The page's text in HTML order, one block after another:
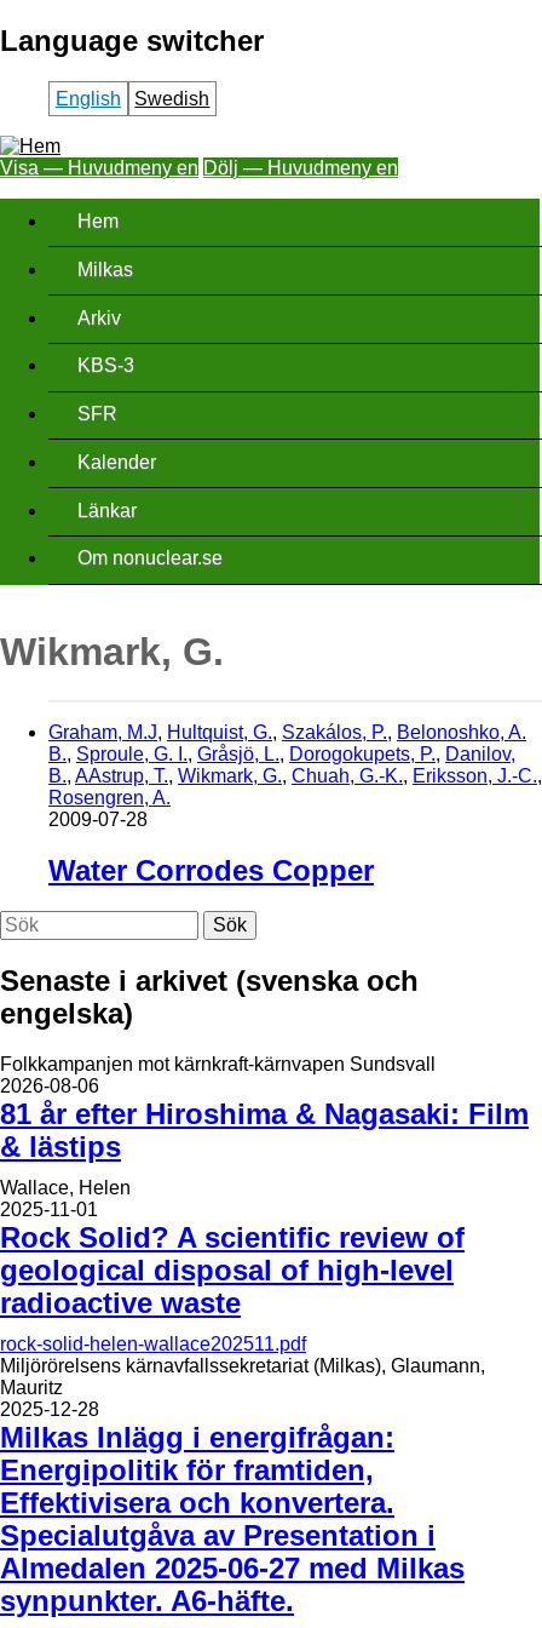
Hoppa
till
huvudinnehåll
Language switcher
English Swedish
Huvudmeny
en
Visa — Huvudmeny en Dölj — Huvudmeny en
Hem
Milkas
Arkiv
KBS-3
SFR
Kalender
Länkar
Om nonuclear.se
Wikmark, G.
Graham, M.J, Hultquist, G., Szakálos, P., Belonoshko, A.
B., Sproule, G. I., Gråsjö, L., Dorogokupets, P., Danilov,
B., AAstrup, T., Wikmark, G., Chuah, G.-K., Eriksson, J.-C.,
Rosengren, A.
2009-07-28
Water Corrodes Copper
Sök
Senaste i arkivet (svenska och
engelska)
Folkkampanjen mot kärnkraft-kärnvapen Sundsvall
2026-08-06
81 år efter Hiroshima & Nagasaki: Film
& lästips
Wallace, Helen
2025-11-01
Rock Solid? A scientific review of
geological disposal of high-level
radioactive waste
rock-solid-helen-wallace202511.pdf
Miljörörelsens kärnavfallssekretariat (Milkas), Glaumann,
Mauritz
2025-12-28
Milkas Inlägg i energifrågan:
Energipolitik för framtiden,
Effektivisera och konvertera.
Specialutgåva av Presentation i
Almedalen 2025-06-27 med Milkas
synpunkter. A6-häfte.